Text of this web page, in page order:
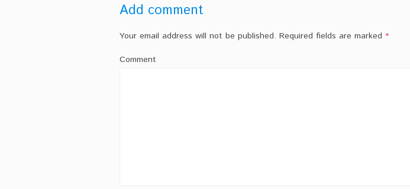
Add comment
Your email address will not be published. Required fields are marked *
Comment